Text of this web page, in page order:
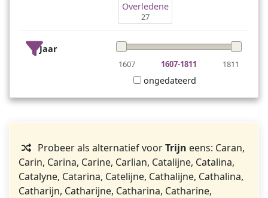
Overledene
27
Jaar
1607 1811
1607-1811
ongedateerd
Probeer als alternatief voorTrijn eens: Caran,
Carin, Carina, Carine, Carlian, Catalijne, Catalina,
Catalyne, Catarina, Catelijne, Cathalijne, Cathalina,
Catharijn, Catharijne, Catharina, Catharine,